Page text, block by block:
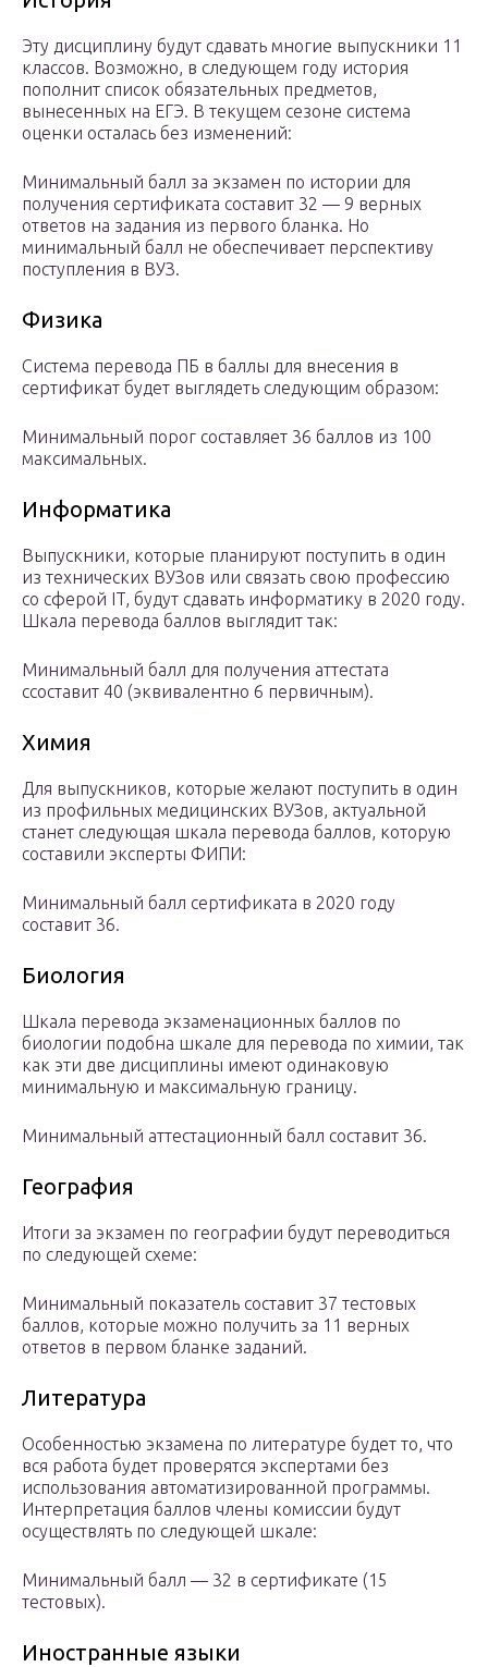
Эту дисциплину будут сдавать многие выпускники 11
классов. Возможно, в следующем году история
пополнит список обязательных предметов,
вынесенных на ЕГЭ. В текущем сезоне система
оценки осталась без изменений:
Минимальный балл за экзамен по истории для
получения сертификата составит 32 — 9 верных
ответов на задания из первого бланка. Но
минимальный балл не обеспечивает перспективу
поступления в ВУЗ.
Физика
Система перевода ПБ в баллы для внесения в
сертификат будет выглядеть следующим образом:
Минимальный порог составляет 36 баллов из 100
максимальных.
Информатика
Выпускники, которые планируют поступить в один
из технических ВУЗов или связать свою профессию
со сферой IT, будут сдавать информатику в 2020 году.
Шкала перевода баллов выглядит так:
Минимальный балл для получения аттестата
ссоставит 40 (эквивалентно 6 первичным).
Химия
Для выпускников, которые желают поступить в один
из профильных медицинских ВУЗов, актуальной
станет следующая шкала перевода баллов, которую
составили эксперты ФИПИ:
Минимальный балл сертификата в 2020 году
составит 36.
Биология
Шкала перевода экзаменационных баллов по
биологии подобна шкале для перевода по химии, так
как эти две дисциплины имеют одинаковую
минимальную и максимальную границу.
Минимальный аттестационный балл составит 36.
География
Итоги за экзамен по географии будут переводиться
по следующей схеме:
Минимальный показатель составит 37 тестовых
баллов, которые можно получить за 11 верных
ответов в первом бланке заданий.
Литература
Особенностью экзамена по литературе будет то, что
вся работа будет проверятся экспертами без
использования автоматизированной программы.
Интерпретация баллов члены комиссии будут
осуществлять по следующей шкале:
Минимальный балл — 32 в сертификате (15
тестовых).
Иностранные языки